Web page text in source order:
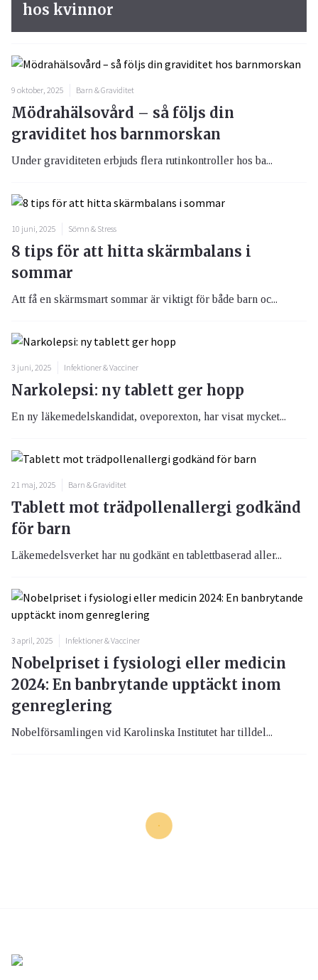
hos kvinnor
9 oktober, 2025 Barn & Graviditet
Mödrahälsovård – så följs din
graviditet hos barnmorskan
Under graviditeten erbjuds flera rutinkontroller hos ba...
10 juni, 2025 Sömn & Stress
8 tips för att hitta skärmbalans i
sommar
Att få en skärmsmart sommar är viktigt för både barn oc...
3 juni, 2025 Infektioner & Vacciner
Narkolepsi: ny tablett ger hopp
En ny läkemedelskandidat, oveporexton, har visat mycket...
21 maj, 2025 Barn & Graviditet
Tablett mot trädpollenallergi godkänd
för barn
Läkemedelsverket har nu godkänt en tablettbaserad aller...
3 april, 2025 Infektioner & Vacciner
Nobelpriset i fysiologi eller medicin
2024: En banbrytande upptäckt inom
genreglering
Nobelförsamlingen vid Karolinska Institutet har tilldel...